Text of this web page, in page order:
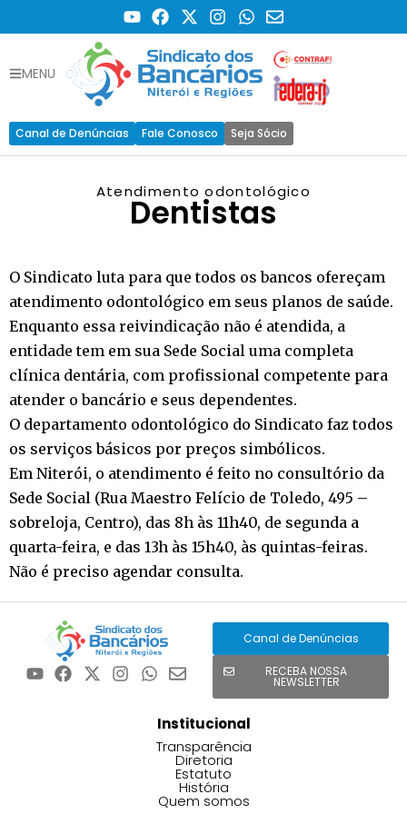
MENU
Canal de Denúncias Fale Conosco Seja Sócio
Atendimento odontológico
Dentistas
O Sindicato luta para que todos os bancos ofereçam
atendimento odontológico em seus planos de saúde.
Enquanto essa reivindicação não é atendida, a
entidade tem em sua Sede Social uma completa
clínica dentária, com profissional competente para
atender o bancário e seus dependentes.
O departamento odontológico do Sindicato faz todos
os serviços básicos por preços simbólicos.
Em Niterói, o atendimento é feito no consultório da
Sede Social (Rua Maestro Felício de Toledo, 495 –
sobreloja, Centro), das 8h às 11h40, de segunda a
quarta-feira, e das 13h às 15h40, às quintas-feiras.
Não é preciso agendar consulta.
Canal de Denúncias
RECEBA NOSSA
NEWSLETTER
Institucional
Transparência
Diretoria
Estatuto
História
Quem somos